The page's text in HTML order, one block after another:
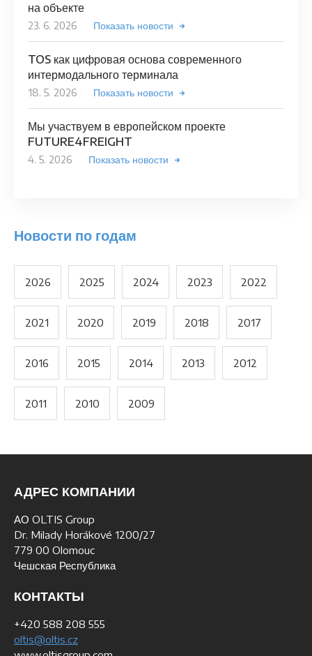
на объекте
23. 6. 2026 Показать новости
TOS как цифровая основа современного
интермодального терминала
18. 5. 2026 Показать новости
Мы участвуем в европейском проекте
FUTURE4FREIGHT
4. 5. 2026 Показать новости
Новости по годам
2026 2025 2024 2023 2022
2021 2020 2019 2018 2017
2016 2015 2014 2013 2012
2011 2010 2009
АДРЕС КОМПАНИИ
АО OLTIS Group
Dr. Milady Horákové 1200/27
779 00 Olomouc
Чешская Республика
КОНТАКТЫ
+420 588 208 555
oltis@oltis.cz